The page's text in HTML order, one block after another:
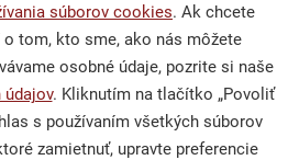
súborov cookies. Ak chcete
tom, kto sme, ako nás môžete
osobné údaje, pozrite si naše
údajov. Kliknutím na tlačítko „Povoliť
s používaním všetkých súborov
zamietnuť, upravte preferencie